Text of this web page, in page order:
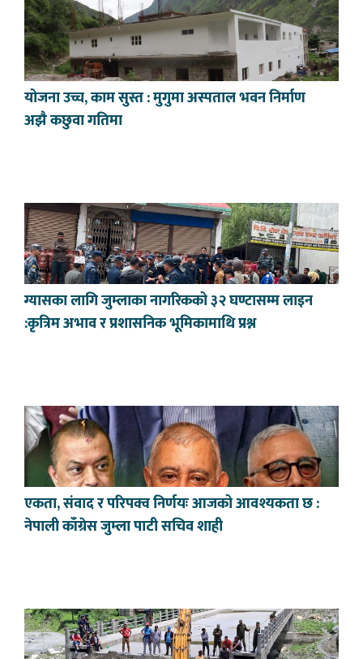
योजना उच्च, काम सुस्त : मुगुमा अस्पताल भवन निर्माण
अझै कछुवा गतिमा
ग्यासका लागि जुम्लाका नागरिकको ३२ घण्टासम्म लाइन
:कृत्रिम अभाव र प्रशासनिक भूमिकामाथि प्रश्न
एकता, संवाद र परिपक्व निर्णयः आजको आवश्यकता छ :
नेपाली काँग्रेस जुम्ला पाटी सचिव शाही